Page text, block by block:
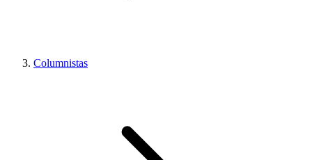
Columnistas